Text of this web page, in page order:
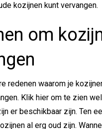
kozijnen kunt vervangen.
om
redenen waarom je
Klik hier om te zien
er beschikbaar zijn. Ten
al erg oud zijn.